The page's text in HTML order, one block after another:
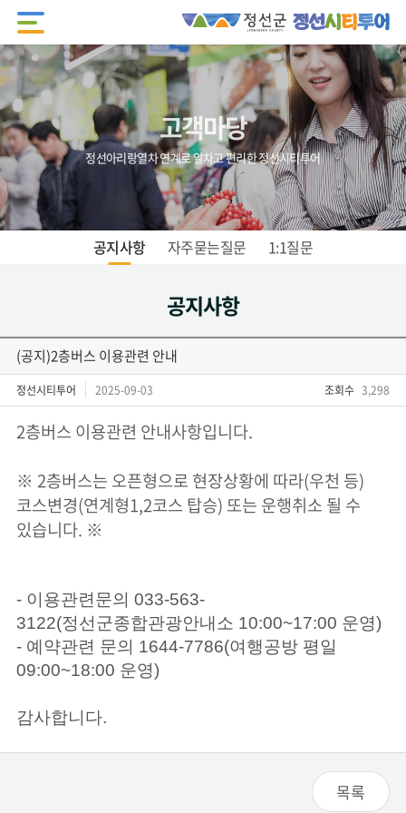
고객마당
정선아리랑열차 연계로 알차고 편리한 정선시티투어
공지사항 자주묻는질문 1:1질문
공지사항
(공지)2층버스 이용관련 안내
정선시티투어 2025-09-03 조회수 3,298
2층버스 이용관련 안내사항입니다.
※ 2층버스는 오픈형으로 현장상황에 따라(우천 등)
코스변경(연계형1,2코스 탑승) 또는 운행취소 될 수
있습니다. ※
- 이용관련문의 033-563-
3122(정선군종합관광안내소 10:00~17:00 운영)
- 예약관련 문의 1644-7786(여행공방 평일
09:00~18:00 운영)
감사합니다.
목록